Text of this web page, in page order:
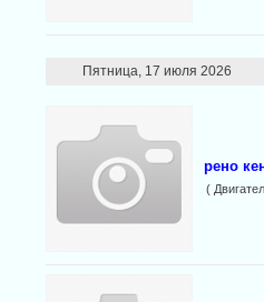
Пятница, 17 июля 2026
рено
(